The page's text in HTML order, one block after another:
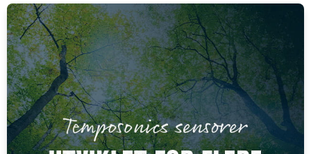
Lys-/mørkekobling Ja
Lystype Rød LED
Reaksjonstid 0,5 ms
Spenning DC maks. 24 V
Spenning DC min. 12 V
Strømforbruk maks. 0,022 A
Temperaturområde fra -25 °C
Temperaturområde til 55 °C
Utgang PNP